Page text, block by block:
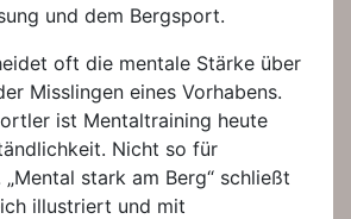
und dem Bergsport.
oft die mentale Stärke über
Misslingen eines Vorhabens.
ist Mentaltraining heute
Nicht so für
stark am Berg“ schließt
illustriert und mit